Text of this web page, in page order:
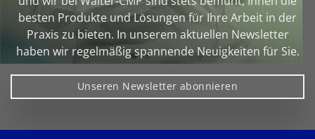
besten Produkte und Lösungen für Ihre Arbeit in der
Praxis zu bieten. In unserem aktuellen Newsletter
haben wir regelmäßig spannende Neuigkeiten für Sie.
Unseren Newsletter abonnieren